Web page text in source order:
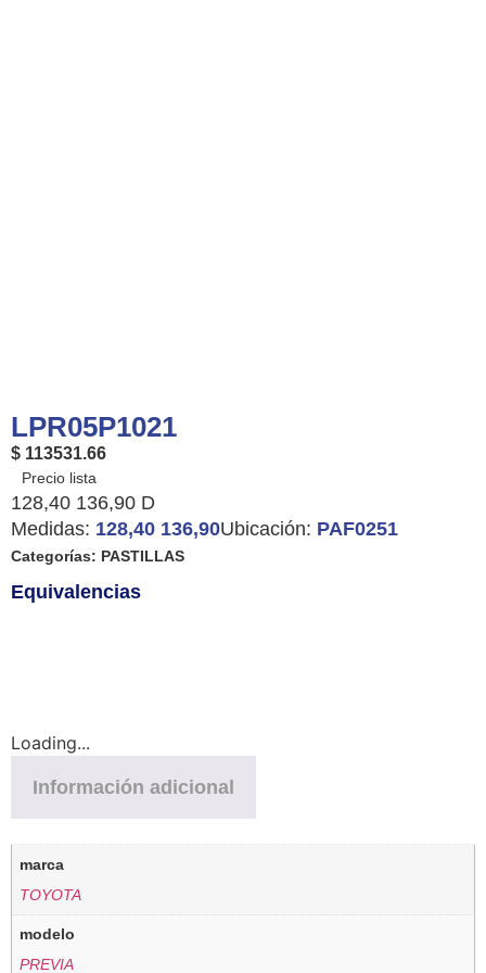
LPR05P1021
$ 113531.66
128,40 136,90 D
Medidas: 128,40 136,90Ubicación: PAF0251
Categorías: PASTILLAS
Equivalencias
Loading...
Información adicional
marca
TOYOTA
modelo
PREVIA